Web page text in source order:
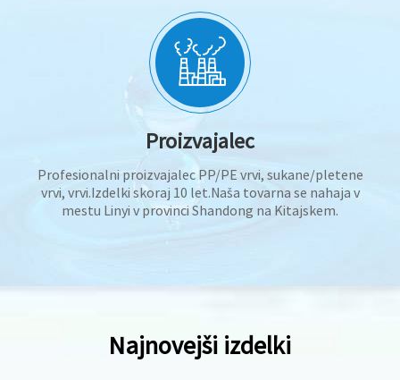
Proizvajalec
Profesionalni proizvajalec PP/PE vrvi, sukane/pletene
vrvi, vrvi.Izdelki skoraj 10 let.Naša tovarna se nahaja v
mestu Linyi v provinci Shandong na Kitajskem.
Najnovejši izdelki